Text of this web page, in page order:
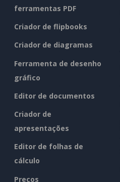
ferramentas PDF
Criador de flipbooks
Criador de diagramas
Ferramenta de desenho
gráfico
Editor de documentos
Criador de
apresentações
Editor de folhas de
cálculo
Preços